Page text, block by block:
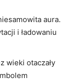
aura.
i ładowaniu
wieki otaczały​